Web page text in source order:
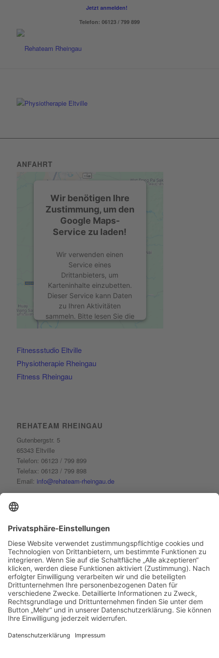
Jetzt anmelden!
Telefon: 06123 / 799 899
ANFAHRT
Wir benötigen Ihre
Zustimmung, um den
Google Maps-
Service zu laden!
Wir verwenden einen
Service eines
Drittanbieters, um
Karteninhalte einzubetten.
Dieser Service kann Daten
zu Ihren Aktivitäten
sammeln. Bitte lesen Sie die
Service zu, um diese Karte
Mehr Informationen
powered byUsercentrics
Platform
Fitnessstudio Eltville
Physiotherapie Rheingau
Fitness Rheingau
REHATEAM RHEINGAU
Gutenbergstr. 5
65343 Eltville
Telefon: 06123 / 799 899
Telefax: 06123 / 799 898
Email: info@rehateam-rheingau.de
Montag bis Donnerstag
Freitag
7:00 - 15:00 Uhr
FOLGE UNS AUF FACEBOOK
Facebook laden